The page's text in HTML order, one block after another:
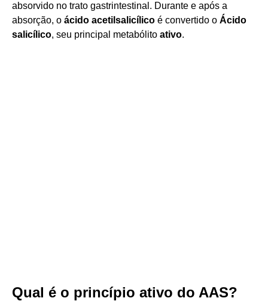
absorvido no trato gastrintestinal. Durante e após a
absorção, o ácido acetilsalicílico é convertido o Ácido
salicílico, seu principal metabólito ativo.
Qual é o princípio ativo do AAS?